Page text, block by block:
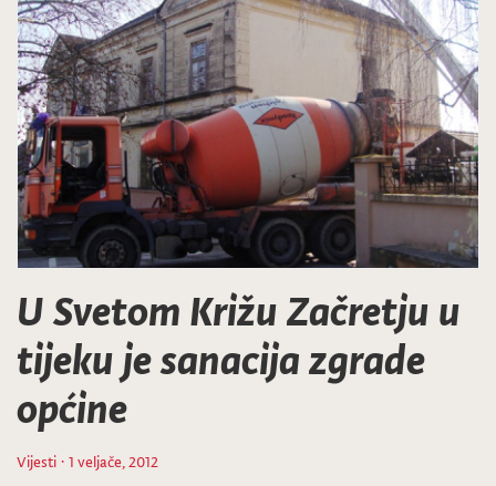
U Svetom Križu Začretju u
tijeku je sanacija zgrade
općine
Vijesti · 1 veljače, 2012